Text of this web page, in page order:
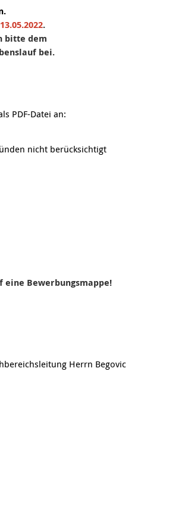
13.05.2022.
bitte dem
bei.
PDF-Datei an:
nicht berücksichtigt
Bewerbungsmappe!
Herrn Begovic